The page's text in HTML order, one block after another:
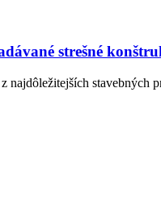
strešné
najdôležitejších stavebných